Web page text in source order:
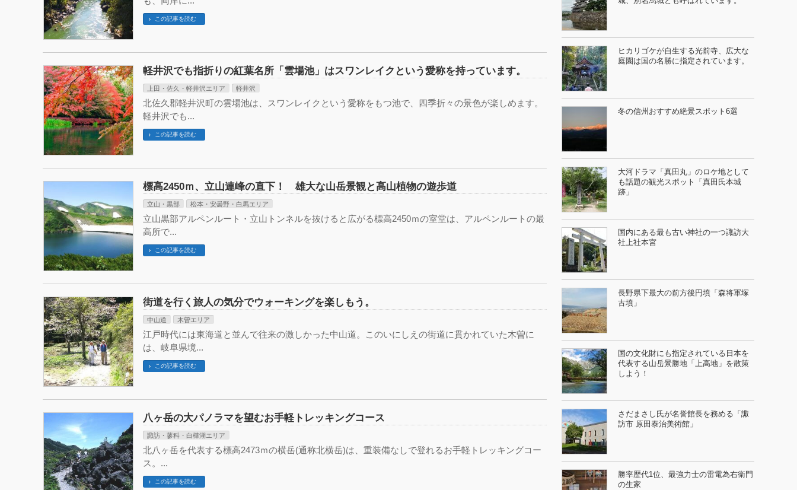
この記事を読む
軽井沢でも指折りの紅葉名所「雲場池」はスワンレイクという愛称を持っています。
上田・佐久・軽井沢エリア 軽井沢
北佐久郡軽井沢町の雲場池は、スワンレイクという愛称をもつ池で、四季折々の景色が楽しめます。
軽井沢でも...
この記事を読む
標高2450ｍ、立山連峰の直下！ 雄大な山岳景観と高山植物の遊歩道
立山・黒部 松本・安曇野・白馬エリア
立山黒部アルペンルート・立山トンネルを抜けると広がる標高2450ｍの室堂は、アルペンルートの最
高所で...
この記事を読む
街道を行く旅人の気分でウォーキングを楽しもう。
中山道 木曽エリア
江戸時代には東海道と並んで往来の激しかった中山道。このいにしえの街道に貫かれていた木曽に
は、岐阜県境...
この記事を読む
八ヶ岳の大パノラマを望むお手軽トレッキングコース
諏訪・蓼科・白樺湖エリア
北八ヶ岳を代表する標高2473ｍの横岳(通称北横岳)は、重装備なしで登れるお手軽トレッキングコー
ス。...
この記事を読む
ヒカリゴケが自生する光前寺、広大な
庭園は国の名勝に指定されています。
冬の信州おすすめ絶景スポット6選
大河ドラマ「真田丸」のロケ地として
も話題の観光スポット「真田氏本城
跡」
国内にある最も古い神社の一つ諏訪大
社上社本宮
長野県下最大の前方後円墳「森将軍塚
古墳」
国の文化財にも指定されている日本を
代表する山岳景勝地「上高地」を散策
しよう！
さだまさし氏が名誉館長を務める「諏
訪市 原田泰治美術館」
勝率歴代1位、最強力士の雷電為右衛門
の生家